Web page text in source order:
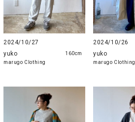
GO TO HOLLYWOOD（ゴートゥーハリウ
ッド）
G-STAR RAW（ジースターロウ）
GOOD SPEED（グッドスピード）
GRAMICCI（グラミチ）
2024/10/27
yuko
marugo Clothing
160cm
2024/10/26
yuko
marugo Clothing